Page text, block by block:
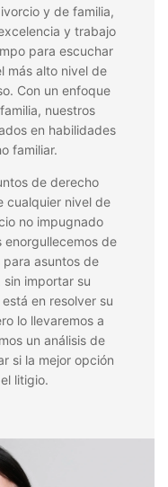
y de familia,
y trabajo
para escuchar
más alto nivel de
Con un enfoque
nuestros
en habilidades
familiar.
de derecho
cualquier nivel de
no impugnado
enorgullecemos de
asuntos de
importar su
en resolver su
lo llevaremos a
un análisis de
si la mejor opción
litigio.